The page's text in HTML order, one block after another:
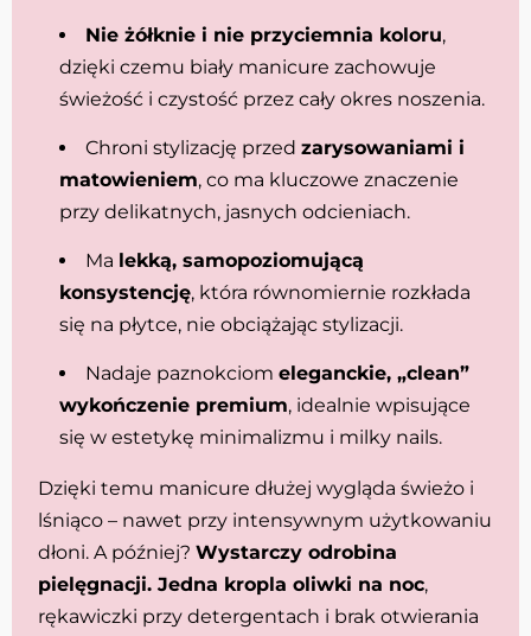
Nie żółknie i nie przyciemnia koloru,
dzięki czemu biały manicure zachowuje
świeżość i czystość przez cały okres noszenia.
Chroni stylizację przed zarysowaniami i
matowieniem, co ma kluczowe znaczenie
przy delikatnych, jasnych odcieniach.
Ma lekką, samopoziomującą
konsystencję, która równomiernie rozkłada
się na płytce, nie obciążając stylizacji.
Nadaje paznokciom eleganckie, „clean”
wykończenie premium, idealnie wpisujące
się w estetykę minimalizmu i milky nails.
Dzięki temu manicure dłużej wygląda świeżo i
lśniąco – nawet przy intensywnym użytkowaniu
dłoni. A później? Wystarczy odrobina
pielęgnacji. Jedna kropla oliwki na noc,
rękawiczki przy detergentach i brak otwierania